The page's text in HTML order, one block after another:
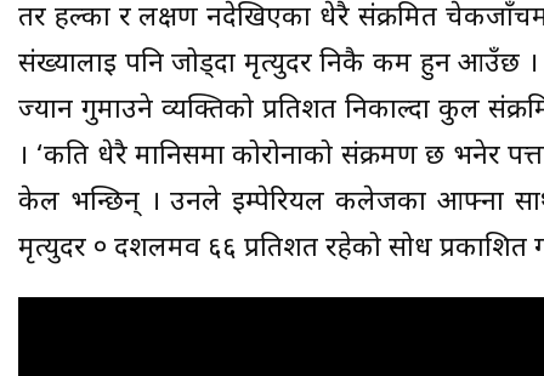
तर हल्का र लक्षण नदेखिएका धेरै संक्रमित
संख्यालाई पनि जोड्दा मृत्युदर निकै कम हुन आउँछ ।
ज्यान गुमाउने व्यक्तिको प्रतिशत निकाल्दा कुल
। ‘कति धेरै मानिसमा कोरोनाको संक्रमण छ भनेर
केल भन्छिन् । उनले इम्पेरियल कलेजका आफ्ना
मृत्युदर ० दशलमव ६६ प्रतिशत रहेको सोध प्रकाशित